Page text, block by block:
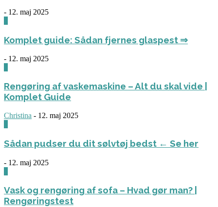
- 12. maj 2025
Komplet guide: Sådan fjernes glaspest ⇒
- 12. maj 2025
Rengøring af vaskemaskine – Alt du skal vide |
Komplet Guide
Christina - 12. maj 2025
Sådan pudser du dit sølvtøj bedst ← Se her
- 12. maj 2025
Vask og rengøring af sofa – Hvad gør man? |
Rengøringstest